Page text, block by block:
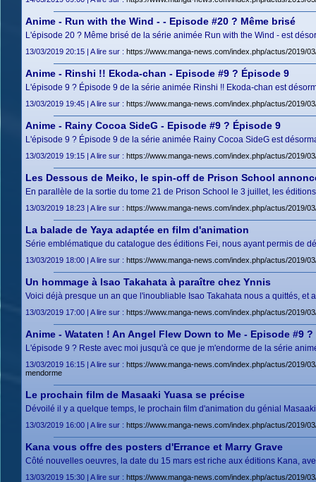
Anime - Run with the Wind - - Episode #20 ? Même brisé
L'épisode 20 ? Même brisé de la série animée Run with the Wind - est
13/03/2019 20:15 | A lire sur : https://www.manga-news.com/index.php/actus/2019/
Anime - Rinshi !! Ekoda-chan - Episode #9 ? Épisode 9
L'épisode 9 ? Épisode 9 de la série animée Rinshi !! Ekoda-chan est
13/03/2019 19:45 | A lire sur : https://www.manga-news.com/index.php/actus/2019/
Anime - Rainy Cocoa SideG - Episode #9 ? Épisode 9
L'épisode 9 ? Épisode 9 de la série animée Rainy Cocoa SideG est
13/03/2019 19:15 | A lire sur : https://www.manga-news.com/index.php/actus/2019/
Les Dessous de Meiko, le spin-off de Prison School
En parallèle de la sortie du tome 21 de Prison School le 3 juillet, les
13/03/2019 18:23 | A lire sur : https://www.manga-news.com/index.php/actus/2019/
La balade de Yaya adaptée en film d'animation
Série emblématique du catalogue des éditions Fei, nous ayant permis de
13/03/2019 18:00 | A lire sur : https://www.manga-news.com/index.php/actus/2019/
Un hommage à Isao Takahata à paraître chez Ynnis
Voici déjà presque un an que l'inoubliable Isao Takahata nous a quittés,
13/03/2019 17:00 | A lire sur : https://www.manga-news.com/index.php/actus/2019/
Anime - Wataten ! An Angel Flew Down to Me - Episode #9
L'épisode 9 ? Reste avec moi jusqu'à ce que je m'endorme de la série
13/03/2019 16:15 | A lire sur : https://www.manga-news.com/index.php/actus/2019/
mendorme
Le prochain film de Masaaki Yuasa se précise
Dévoilé il y a quelque temps, le prochain film d'animation du génial
13/03/2019 16:00 | A lire sur : https://www.manga-news.com/index.php/actus/2019/
Kana vous offre des posters d'Errance et Marry Grave
Côté nouvelles oeuvres, la date du 15 mars est riche aux éditions Kana,
13/03/2019 15:30 | A lire sur : https://www.manga-news.com/index.php/actus/2019/